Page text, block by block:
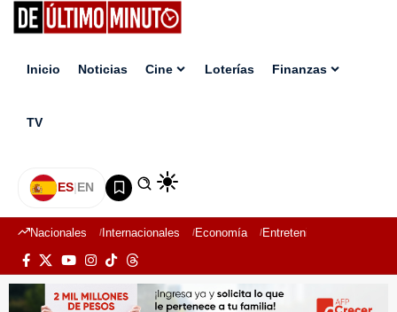
Inicio Noticias Cine Loterías Finanzas
TV
ES|EN
Nacionales Internacionales Economía Entretenimiento